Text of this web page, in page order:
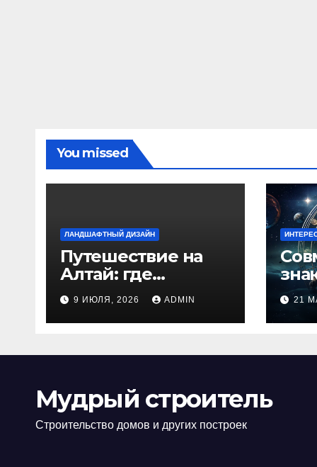
You missed
ЛАНДШАФТНЫЙ ДИЗАЙН
Путешествие на
Алтай: где
природа
встречается с
духом
9 ИЮЛЯ, 2026 ADMIN 21
Мудрый строитель
Строительство домов и других построек